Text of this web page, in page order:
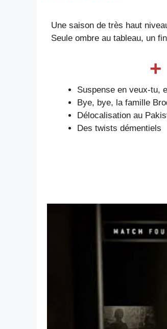
Une saison de très haut
Seule ombre au tableau, un
+
Suspense en veux-tu,
Bye, bye, la famille
Délocalisation au
Des twists démentiels